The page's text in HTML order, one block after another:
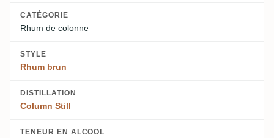
CATÉGORIE
Rhum de colonne
STYLE
Rhum brun
DISTILLATION
Column Still
TENEUR EN ALCOOL